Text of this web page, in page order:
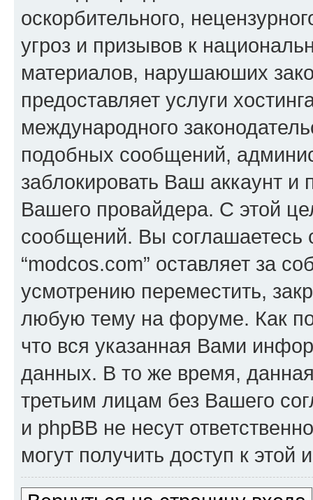
оскорбительного,
угроз и призывов к
материалов, нарушаюших
предоставляет услуги
международного
подобных сообщений,
заблокировать Ваш аккаунт и
Вашего провайдера. С этой
сообщений. Вы соглашаетесь
“modcos.com” оставляет за
усмотрению переместить,
любую тему на форуме. Как
что вся указанная Вами
данных. В то же время,
третьим лицам без Вашего
и phpBB не несут
могут получить доступ к